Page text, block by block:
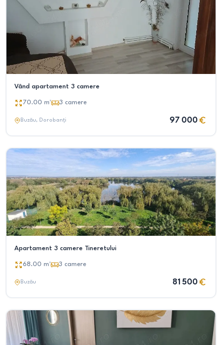
Vând apartament 3 camere
70.00 m² 3 camere
Buzău, Dorobanți 97 000
Apartament 3 camere Tineretului
68.00 m² 3 camere
Buzău 81 500